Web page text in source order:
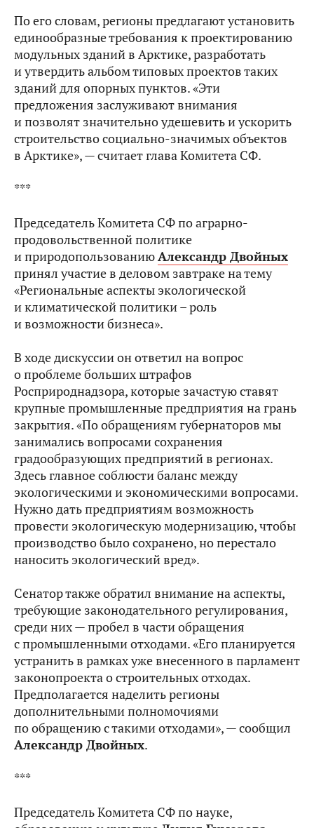
По его словам, регионы предлагают установить
единообразные требования к проектированию
модульных зданий в Арктике, разработать
и утвердить альбом типовых проектов таких
зданий для опорных пунктов. «Эти
предложения заслуживают внимания
и позволят значительно удешевить и ускорить
строительство социально-значимых объектов
в Арктике», — считает глава Комитета СФ.
***
Председатель Комитета СФ по аграрно-
продовольственной политике
и природопользованиюАлександр Двойных
принял участие в деловом завтраке на тему
«Региональные аспекты экологической
и климатической политики – роль
и возможности бизнеса».
В ходе дискуссии он ответил на вопрос
о проблеме больших штрафов
Росприроднадзора, которые зачастую ставят
крупные промышленные предприятия на грань
закрытия. «По обращениям губернаторов мы
занимались вопросами сохранения
градообразующих предприятий в регионах.
Здесь главное соблюсти баланс между
экологическими и экономическими вопросами.
Нужно дать предприятиям возможность
провести экологическую модернизацию, чтобы
производство было сохранено, но перестало
наносить экологический вред».
Сенатор также обратил внимание на аспекты,
требующие законодательного регулирования,
среди них — пробел в части обращения
с промышленными отходами. «Его планируется
устранить в рамках уже внесенного в парламент
законопроекта о строительных отходах.
Предполагается наделить регионы
дополнительными полномочиями
по обращению с такими отходами», — сообщил
Александр Двойных.
***
Председатель Комитета СФ по науке,